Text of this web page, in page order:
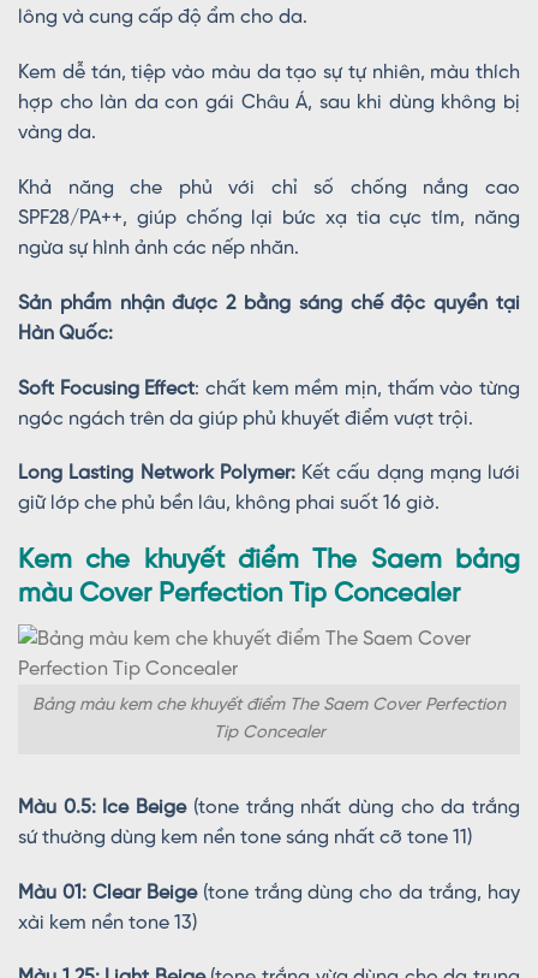
lông và cung cấp độ ẩm cho da.
Kem dễ tán, tiệp vào màu da tạo sự tự nhiên, màu thích
hợp cho làn da con gái Châu Á, sau khi dùng không bị
vàng da.
Khả năng che phủ với chỉ số chống nắng cao
SPF28/PA++, giúp chống lại bức xạ tia cực tím, năng
ngừa sự hình ảnh các nếp nhăn.
Sản phẩm nhận được 2 bằng sáng chế độc quyền tại
Hàn Quốc:
Soft Focusing Effect: chất kem mềm mịn, thấm vào từng
ngóc ngách trên da giúp phủ khuyết điểm vượt trội.
Long Lasting Network Polymer:Kết cấu dạng mạng lưới
giữ lớp che phủ bền lâu, không phai suốt 16 giờ.
Kem che khuyết điểm The Saem bảng
màu Cover Perfection Tip Concealer
Bảng màu kem che khuyết điểm The Saem Cover Perfection
Tip Concealer
Màu 0.5: Ice Beige(tone trắng nhất dùng cho da trắng
sứ thường dùng kem nền tone sáng nhất cỡ tone 11)
Màu 01: Clear Beige(tone trắng dùng cho da trắng, hay
xài kem nền tone 13)